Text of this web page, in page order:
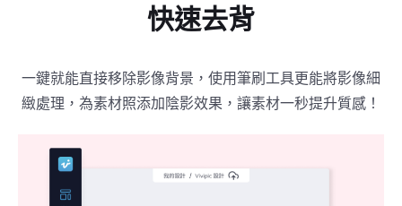
快速去背
一鍵就能直接移除影像背景，使用筆刷工具更能將影像細
緻處理，為素材照添加陰影效果，讓素材一秒提升質感！